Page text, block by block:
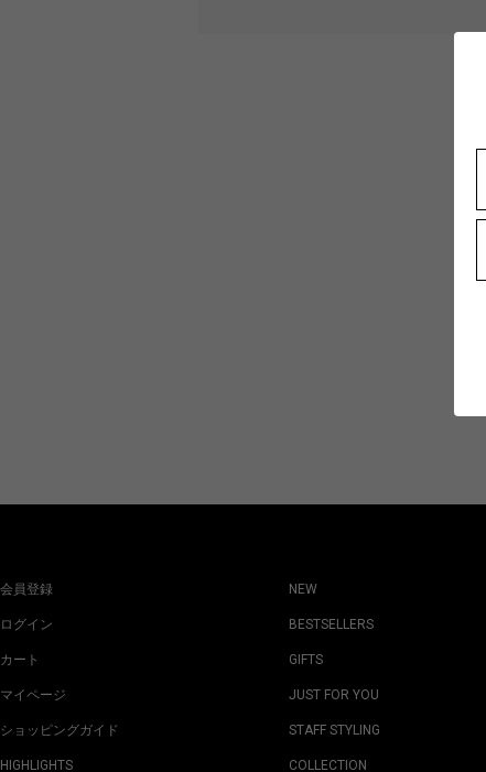
会員登録
ログイン
カート
マイページ
ショッピングガイド
HIGHLIGHTS
NEW
BESTSELLERS
GIFTS
JUST FOR YOU
STAFF STYLING
COLLECTION